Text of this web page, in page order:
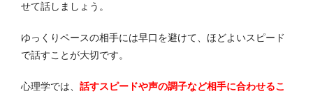
せて話しましょう。
ゆっくりペースの相手には早口を避けて、ほどよいスピード
で話すことが大切です。
心理学では、 話すスピードや声の調子など相手に合わせるこ